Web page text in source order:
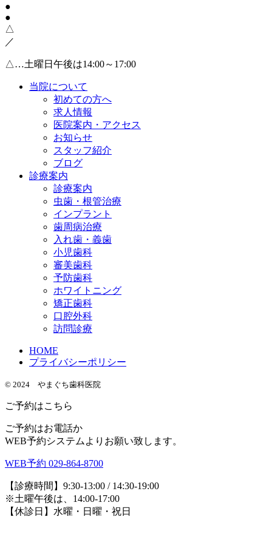
●
●
△
／
△…土曜日午後は14:00～17:00
当院について
初めての方へ
求人情報
医院案内・アクセス
お知らせ
スタッフ紹介
ブログ
診療案内
診療案内
虫歯・根管治療
インプラント
歯周病治療
入れ歯・義歯
小児歯科
審美歯科
予防歯科
ホワイトニング
矯正歯科
口腔外科
訪問診療
HOME
プライバシーポリシー
© 2024 やまぐち歯科医院
ご予約はこちら
ご予約はお電話か
WEB予約システムよりお願い致します。
WEB予約 029-864-8700
【診療時間】9:30-13:00 / 14:30-19:00
※土曜午後は、14:00-17:00
【休診日】水曜・日曜・祝日